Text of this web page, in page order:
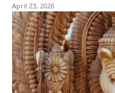
April 23, 2026